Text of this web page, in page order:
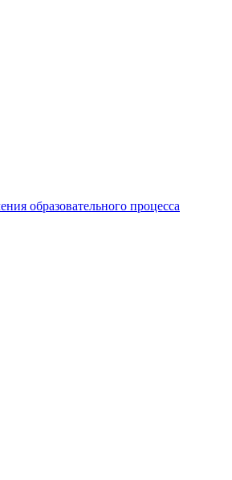
образовательного процесса